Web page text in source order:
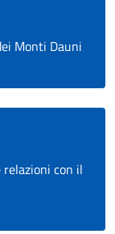
Monti Dauni
con il